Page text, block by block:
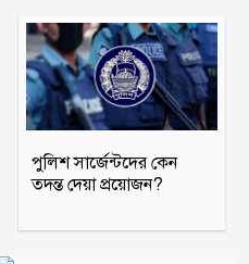
পুলিশ সার্জেন্টদের কেন
তদন্ত দেয়া প্রয়োজন?